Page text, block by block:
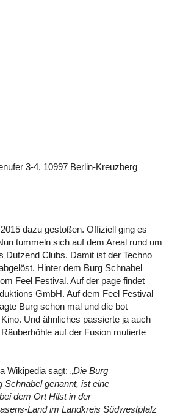
3-4, 10997 Berlin-Kreuzberg
dazu gestoßen. Offiziell ging es
tummeln sich auf dem Areal rund um
Dutzend Clubs. Damit ist der Techno
Hinter dem Burg Schnabel
Feel Festival. Auf der page findet
GmbH. Auf dem Feel Festival
Burg schon mal und die bot
Und ähnliches passierte ja auch
auf der Fusion mutierte
Wikipedia sagt: „Die Burg
Schnabel genannt, ist eine
dem Ort Hilst in der
Land im Landkreis Südwestpfalz